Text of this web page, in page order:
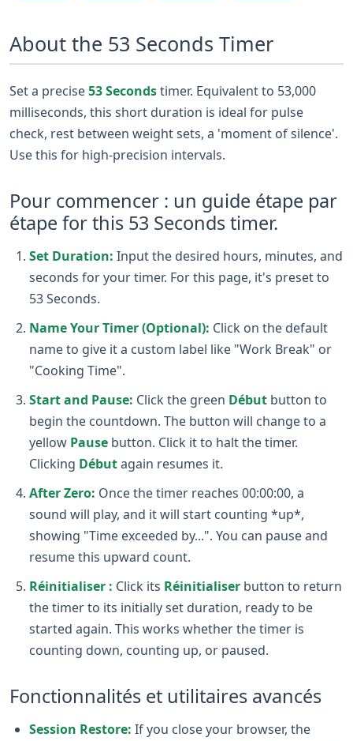
About the 53 Seconds Timer
Set a precise53 Secondstimer. Equivalent to 53,000
milliseconds, this short duration is ideal for pulse
check, rest between weight sets, a 'moment of silence'.
Use this for high-precision intervals.
Pour commencer : un guide étape par
étape for this 53 Seconds timer.
Set Duration: Input the desired hours, minutes, and
seconds for your timer. For this page, it's preset to
53 Seconds.
Name Your Timer (Optional): Click on the default
name to give it a custom label like "Work Break" or
"Cooking Time".
Start and Pause: Click the green Début button to
begin the countdown. The button will change to a
yellow Pause button. Click it to halt the timer.
Clicking Débutagain resumes it.
After Zero: Once the timer reaches 00:00:00, a
sound will play, and it will start counting *up*,
showing "Time exceeded by...". You can pause and
resume this upward count.
Réinitialiser : Click its Réinitialiser button to return
the timer to its initially set duration, ready to be
started again. This works whether the timer is
counting down, counting up, or paused.
Fonctionnalités et utilitaires avancés
Session Restore: If you close your browser, the